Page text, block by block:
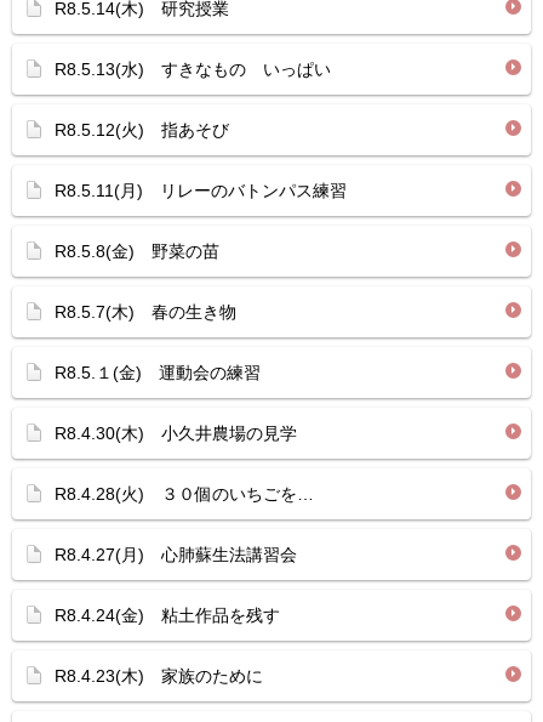
R8.5.14(木) 研究授業
R8.5.13(水) すきなもの いっぱい
R8.5.12(火) 指あそび
R8.5.11(月) リレーのバトンパス練習
R8.5.8(金) 野菜の苗
R8.5.7(木) 春の生き物
R8.5.１(金) 運動会の練習
R8.4.30(木) 小久井農場の見学
R8.4.28(火) ３０個のいちごを…
R8.4.27(月) 心肺蘇生法講習会
R8.4.24(金) 粘土作品を残す
R8.4.23(木) 家族のために